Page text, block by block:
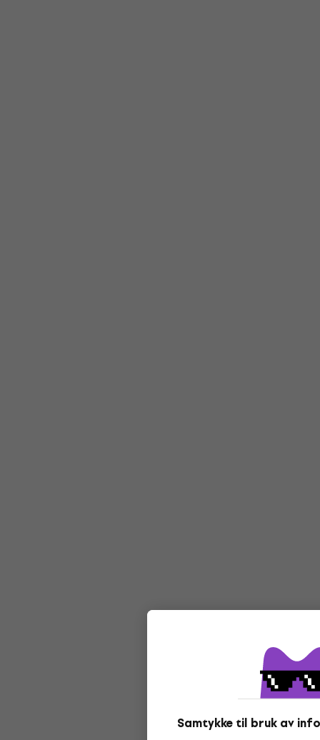
Samtykke til bruk av